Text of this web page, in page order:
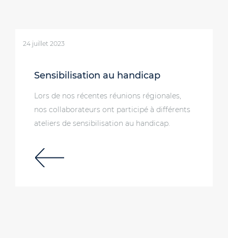
24 juillet 2023
Sensibilisation au handicap
Lors de nos récentes réunions régionales,
nos collaborateurs ont participé à différents
ateliers de sensibilisation au handicap.